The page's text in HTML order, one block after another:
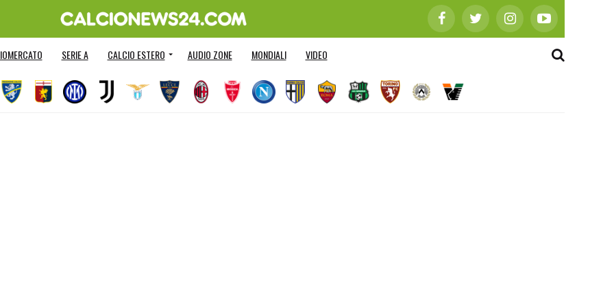
SERIE A CALCIO ESTERO AUDIO ZONE MONDIALI VIDEO